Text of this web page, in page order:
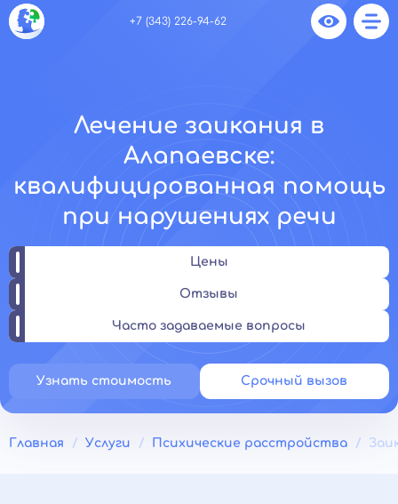
+7 (343) 226-94-62
Лечение заикания в
Алапаевске:
квалифицированная помощь
при нарушениях речи
Цены
Отзывы
Часто задаваемые вопросы
Узнать стоимость Срочный вызов
Главная Услуги Психические расстройства